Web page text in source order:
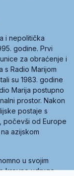
i nepolitička
godine. Prvi
za obraćenje i
s Radio Marijom
su 1983. godine
Marija postupno
prostor. Nakon
postaje s
počevši od Europe
azijskom
u svojim
krovne udruge